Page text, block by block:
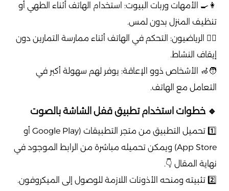
👩‍🍳 الأمهات وربات البيوت: استخدام الهاتف أثناء الطهي أو
تنظيف المنزل بدون لمس.
🏃‍♂️ الرياضيون: التحكم في الهاتف أثناء ممارسة التمارين دون
إيقاف النشاط.
🧑‍🦽 الأشخاص ذوو الإعاقة: يوفر لهم سهولة أكبر في
التعامل مع الهاتف.
🔹 خطوات استخدام تطبيق قفل الشاشة بالصوت
1️⃣ تحميل التطبيق من متجر التطبيقات (Google Play أو
App Store) ويمكن تحميله مباشرة من الرابط الموجود في
نهاية المقال 👇.
2️⃣ تثبيته ومنحه الأذونات اللازمة للوصول إلى الميكروفون.